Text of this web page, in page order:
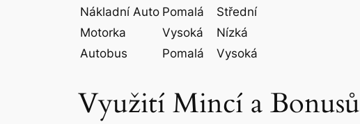
Nákladní Auto Pomalá
Střední
Motorka
Vysoká
Nízká
Autobus
Pomalá Vysoká
Využití Mincí a Bonusů